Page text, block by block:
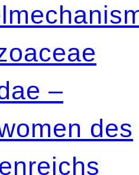
–
des